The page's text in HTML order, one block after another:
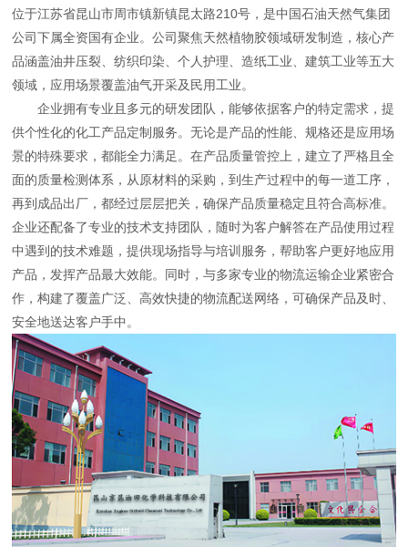
位于江苏省昆山市周市镇新镇昆太路210号，是中国石油天然气集团
公司下属全资国有企业。公司聚焦天然植物胶领域研发制造，核心产
品涵盖油井压裂、纺织印染、个人护理、造纸工业、建筑工业等五大
领域，应用场景覆盖油气开采及民用工业。
企业拥有专业且多元的研发团队，能够依据客户的特定需求，提
供个性化的化工产品定制服务。无论是产品的性能、规格还是应用场
景的特殊要求，都能全力满足。在产品质量管控上，建立了严格且全
面的质量检测体系，从原材料的采购，到生产过程中的每一道工序，
再到成品出厂，都经过层层把关，确保产品质量稳定且符合高标准。
企业还配备了专业的技术支持团队，随时为客户解答在产品使用过程
中遇到的技术难题，提供现场指导与培训服务，帮助客户更好地应用
产品，发挥产品最大效能。同时，与多家专业的物流运输企业紧密合
作，构建了覆盖广泛、高效快捷的物流配送网络，可确保产品及时、
安全地送达客户手中。